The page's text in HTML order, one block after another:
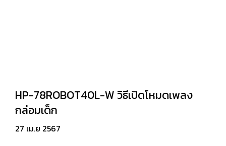
HP-78ROBOT40L-W วิธีเปิดโหมดเพลง
กล่อมเด็ก
27 เม.ย 2567